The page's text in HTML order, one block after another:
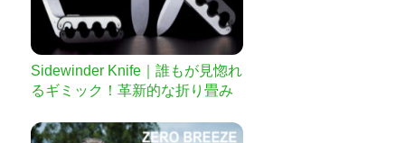
Sidewinder Knife｜誰もが見惚れ
るギミック！革新的な折り畳み